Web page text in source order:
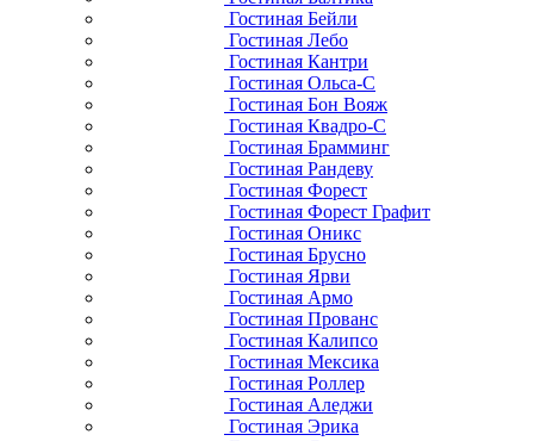
Гостиная Бейли
Гостиная Лебо
Гостиная Кантри
Гостиная Ольса-С
Гостиная Бон Вояж
Гостиная Квадро-С
Гостиная Брамминг
Гостиная Рандеву
Гостиная Форест
Гостиная Форест Графит
Гостиная Оникс
Гостиная Брусно
Гостиная Ярви
Гостиная Армо
Гостиная Прованс
Гостиная Калипсо
Гостиная Мексика
Гостиная Роллер
Гостиная Аледжи
Гостиная Эрика